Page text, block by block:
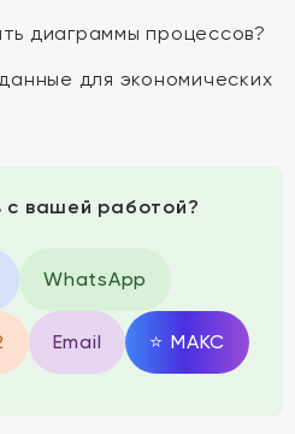
диаграммы процессов?
для экономических
вашей работой?
WhatsApp
Email ⭐ MAКС